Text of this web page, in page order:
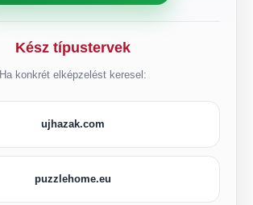
Kész típustervek
Ha konkrét elképzelést keresel:
ujhazak.com
puzzlehome.eu